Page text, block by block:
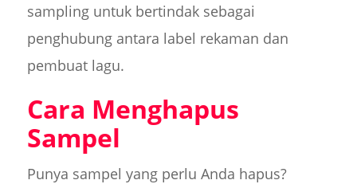
sampling untuk bertindak sebagai
penghubung antara label rekaman dan
pembuat lagu.
Cara Menghapus
Sampel
Punya sampel yang perlu Anda hapus?